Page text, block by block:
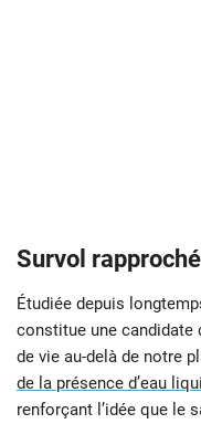
Survol rapproché
Étudiée depuis
constitue une candidate
de vie au-delà de notre
de la présence d’eau
renforçant l’idée que le